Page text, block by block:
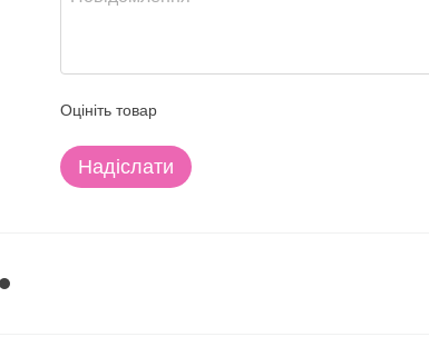
Оцініть товар
Надіслати